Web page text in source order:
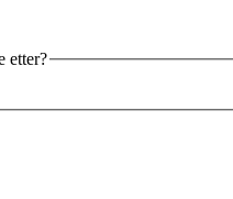
etter?